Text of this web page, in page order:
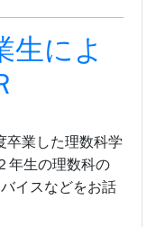
によ
卒業した理数科学
年生の理数科の
イスなどをお話